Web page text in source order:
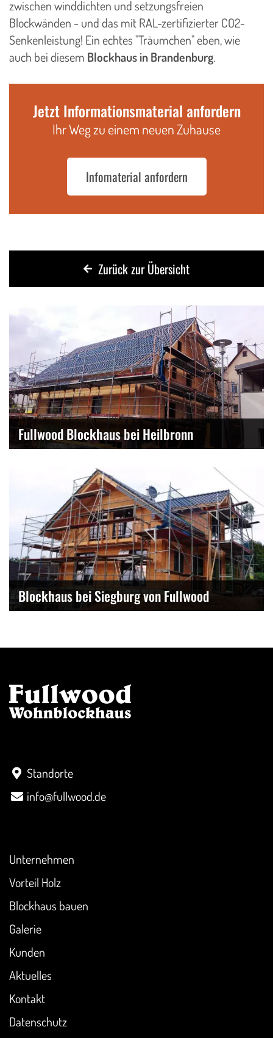
zwischen winddichten und setzungsfreien
Blockwänden - und das mit RAL-zertifizierter CO2-
Senkenleistung! Ein echtes "Träumchen" eben, wie
auch bei diesem Blockhaus in Brandenburg.
Jetzt Informationsmaterial anfordern
Ihr Weg zu einem neuen Zuhause
Infomaterial anfordern
Zurück zur Übersicht
Fullwood Blockhaus bei Heilbronn
Blockhaus bei Siegburg von Fullwood
Standorte
info@fullwood.de
Unternehmen
Vorteil Holz
Blockhaus bauen
Galerie
Kunden
Aktuelles
Kontakt
Datenschutz